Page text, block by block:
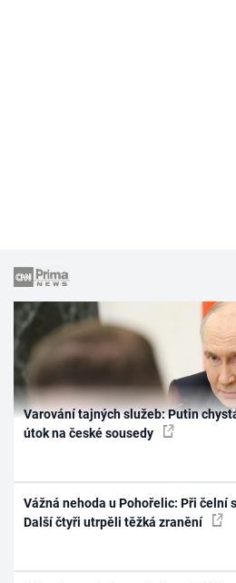
Varování tajných služeb: Putin
útok na české sousedy
Vážná nehoda u Pohořelic: Při čelní
Další čtyři utrpěli těžká zranění